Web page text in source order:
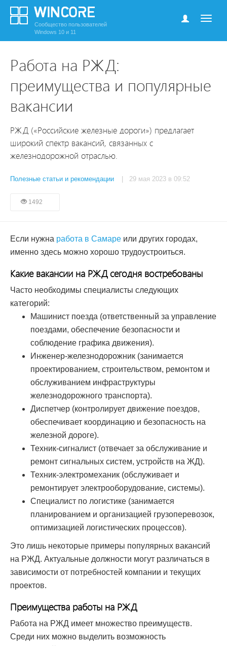
Сообщество пользователей
Windows 10 и 11
Работа на РЖД:
преимущества и популярные
вакансии
РЖД («Российские железные дороги») предлагает
широкий спектр вакансий, связанных с
железнодорожной отраслью.
Полезные статьи и рекомендации | 29 мая 2023 в 09:52
1492
Если нужна работа в Самаре или других городах,
именно здесь можно хорошо трудоустроиться.
Какие вакансии на РЖД сегодня востребованы
Часто необходимы специалисты следующих
категорий:
Машинист поезда (ответственный за управление
поездами, обеспечение безопасности и
соблюдение графика движения).
Инженер-железнодорожник (занимается
проектированием, строительством, ремонтом и
обслуживанием инфраструктуры
железнодорожного транспорта).
Диспетчер (контролирует движение поездов,
обеспечивает координацию и безопасность на
железной дороге).
Техник-сигналист (отвечает за обслуживание и
ремонт сигнальных систем, устройств на ЖД).
Техник-электромеханик (обслуживает и
ремонтирует электрооборудование, системы).
Специалист по логистике (занимается
планированием и организацией грузоперевозок,
оптимизацией логистических процессов).
Это лишь некоторые примеры популярных вакансий
на РЖД. Актуальные должности могут различаться в
зависимости от потребностей компании и текущих
проектов.
Преимущества работы на РЖД
Работа на РЖД имеет множество преимуществ.
Среди них можно выделить возможность